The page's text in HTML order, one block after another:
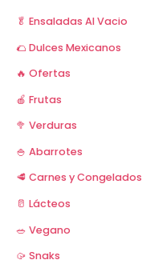
p
🥬 Ensaladas Al Vacio
🌮 Dulces Mexicanos
🔥 Ofertas
🍎 Frutas
🥦 Verduras
🍚 Abarrotes
🥩 Carnes y Congelados
🥛 Lácteos
🥗 Vegano
🥠 Snaks